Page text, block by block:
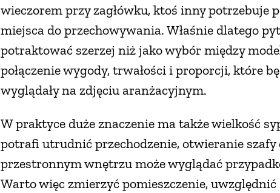
wieczorem przy zagłówku, ktoś inny potrzebuje
miejsca do przechowywania. Właśnie dlatego
potraktować szerzej niż jako wybór między
połączenie wygody, trwałości i proporcji, które
wyglądały na zdjęciu aranżacyjnym.
W praktyce duże znaczenie ma także wielkość
potrafi utrudnić przechodzenie, otwieranie szafy
przestronnym wnętrzu może wyglądać
Warto więc zmierzyć pomieszczenie,